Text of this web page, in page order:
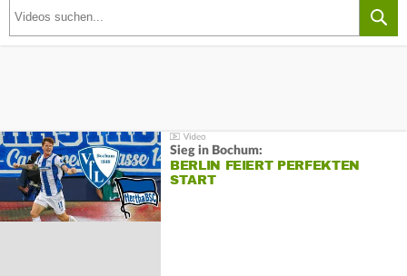
Sieg in Bochum:
BERLIN FEIERT PERFEKTEN
START